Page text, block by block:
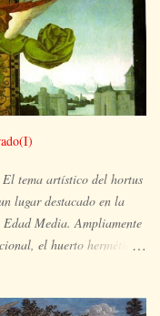
tema artístico del hortus
lugar destacado en la
Media. Ampliamente
el huerto hermético
de María y extraídas